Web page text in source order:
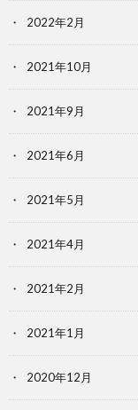
2022年2月
2021年10月
2021年9月
2021年6月
2021年5月
2021年4月
2021年2月
2021年1月
2020年12月